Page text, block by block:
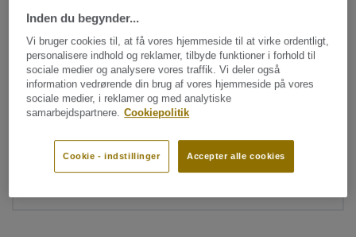
Navn*
Efternavn*
Inden du begynder...
Vi bruger cookies til, at få vores hjemmeside til at virke ordentligt,
personalisere indhold og reklamer, tilbyde funktioner i forhold til
sociale medier og analysere vores traffik. Vi deler også
information vedrørende din brug af vores hjemmeside på vores
sociale medier, i reklamer og med analytiske
samarbejdspartnere. Cookiepolitik
Accepter alle cookies
Cookie - indstillinger